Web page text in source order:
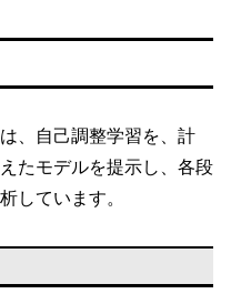
、自己調整学習を、計
たモデルを提示し、各段
しています。